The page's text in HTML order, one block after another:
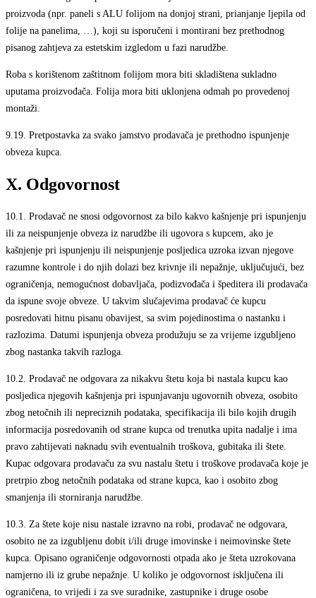
proizvoda (npr. paneli s ALU folijom na donjoj strani, prianjanje ljepila od
folije na panelima, …), koji su isporučeni i montirani bez prethodnog
pisanog zahtjeva za estetskim izgledom u fazi narudžbe.
Roba s korištenom zaštitnom folijom mora biti skladištena sukladno
uputama proizvođača. Folija mora biti uklonjena odmah po provedenoj
montaži.
9.19. Pretpostavka za svako jamstvo prodavača je prethodno ispunjenje
obveza kupca.
X. Odgovornost
10.1.
Prodavač ne snosi odgovornost za bilo kakvo kašnjenje pri ispunjenju
ili za neispunjenje obveza iz narudžbe ili ugovora s kupcem, ako je
kašnjenje pri ispunjenju ili neispunjenje posljedica uzroka izvan njegove
razumne kontrole i do njih dolazi bez krivnje ili nepažnje, uključujući, bez
ograničenja, nemogućnost dobavljača, podizvođača i špeditera ili prodavača
da ispune svoje obveze. U takvim slučajevima prodavač će kupcu
posredovati hitnu pisanu obavijest, sa svim pojedinostima o nastanku i
razlozima. Datumi ispunjenja obveza produžuju se za vrijeme izgubljeno
zbog nastanka takvih razloga.
10.2. Prodavač ne odgovara za nikakvu štetu koja bi nastala kupcu kao
posljedica njegovih kašnjenja pri ispunjavanju ugovornih obveza, osobito
zbog netočnih ili nepreciznih podataka, specifikacija ili bilo kojih drugih
informacija posredovanih od strane kupca od trenutka upita nadalje i ima
pravo zahtijevati naknadu svih eventualnih troškova, gubitaka ili štete.
Kupac odgovara prodavaču za svu nastalu štetu i troškove prodavača koje je
pretrpio zbog netočnih podataka od strane kupca, kao i osobito zbog
smanjenja ili storniranja narudžbe.
10.3. Za štete koje nisu nastale izravno na robi, prodavač ne odgovara,
osobito ne za izgubljenu dobit i/ili druge imovinske i neimovinske štete
kupca. Opisano ograničenje odgovornosti otpada ako je šteta uzrokovana
namjerno ili iz grube nepažnje. U koliko je odgovornost isključena ili
ograničena, to vrijedi i za sve suradnike, zastupnike i druge osobe